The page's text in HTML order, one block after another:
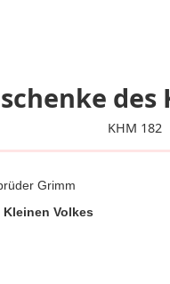
KHM 182
Grimm
Volkes